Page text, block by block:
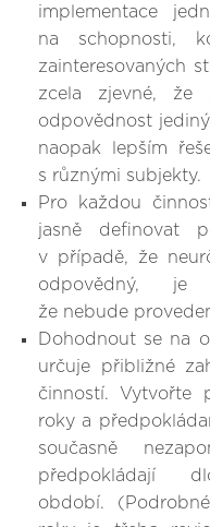
implementace
na schopnosti,
zainteresovaných
zcela zjevné,
odpovědnost
naopak lepším
s různými subjekty.
Pro každou
jasně definovat
v případě, že
odpovědný, je
že nebude
Dohodnout se na
určuje přibližné
činností.
roky a
současně
předpokládají
období.